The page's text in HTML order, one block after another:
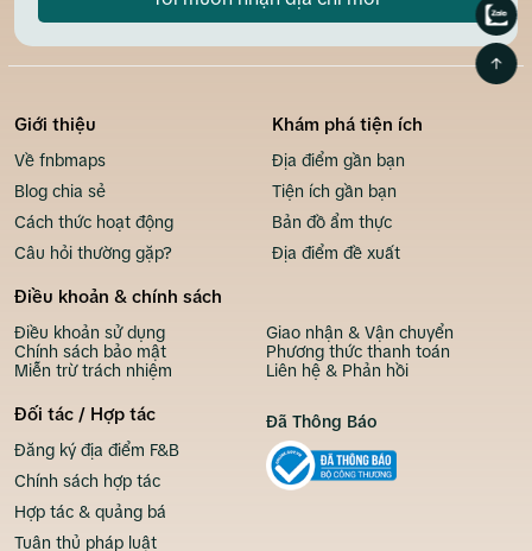
Giới thiệu
Về fnbmaps
Blog chia sẻ
Cách thức hoạt động
Câu hỏi thường gặp?
Khám phá tiện ích
Địa điểm gần bạn
Tiện ích gần bạn
Bản đồ ẩm thực
Địa điểm đề xuất
Điều khoản & chính sách
Điều khoản sử dụng
Chính sách bảo mật
Miễn trừ trách nhiệm
Giao nhận & Vận chuyển
Phương thức thanh toán
Liên hệ & Phản hồi
Đối tác / Hợp tác
Đăng ký địa điểm F&B
Chính sách hợp tác
Hợp tác & quảng bá
Tuân thủ pháp luật
Đã Thông Báo